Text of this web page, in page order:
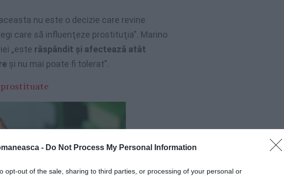
- Do Not Process My Personal Information
opt-out of the sale, sharing to third parties, or processing of your personal or
nu este o decizie care revine
care să influenţeze prostituţia”. Marino
„este răspândit şi afectează atât
şi nu mai poate fi tolerat”.